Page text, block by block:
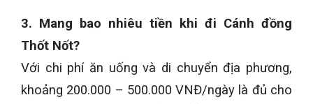
3. Mang bao nhiêu tiền khi đi Cánh đồng
Thốt Nốt?
Với chi phí ăn uống và di chuyển địa phương,
khoảng 200.000 – 500.000 VNĐ/ngày là đủ cho